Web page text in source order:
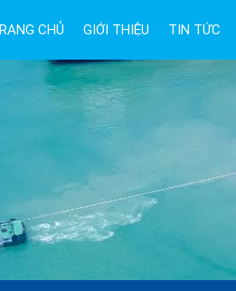
CHỦ GIỚI THIỆU TIN TỨC